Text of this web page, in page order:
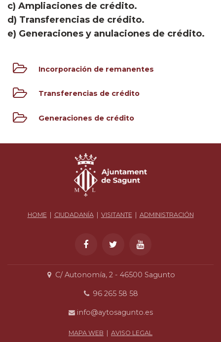
c) Ampliaciones de crédito.
d) Transferencias de crédito.
e) Generaciones y anulaciones de crédito.
Incorporación de remanentes
Transferencias de crédito
Generaciones de crédito
HOME| CIUDADANÍA| VISITANTE| ADMINISTRACIÓN
C/ Autonomía, 2 - 46500 Sagunto
96 265 58 58
info@aytosagunto.es
MAPA WEB AVISO LEGAL